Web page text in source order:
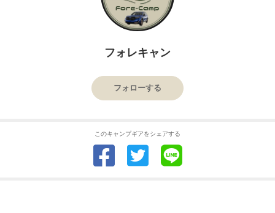
フォレキャン
フォローする
このキャンプギアをシェアする